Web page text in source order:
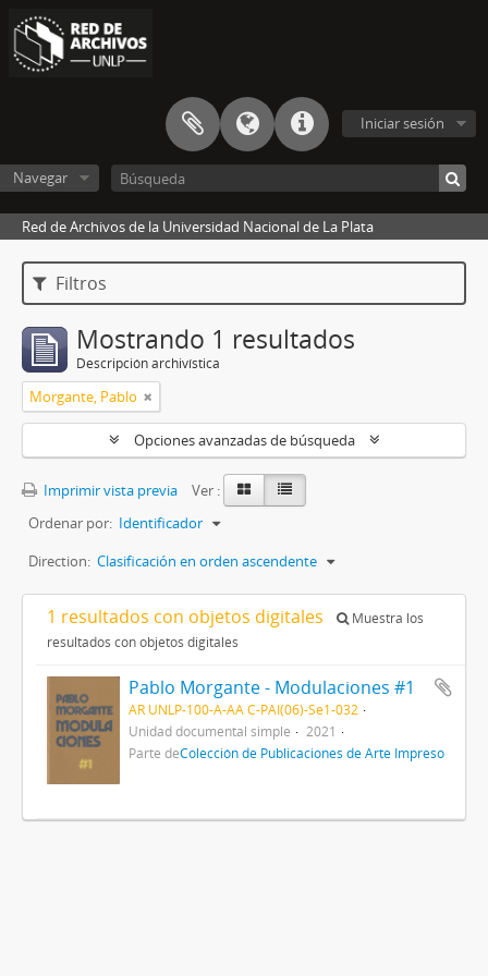
Iniciar sesión
Navegar
Red de Archivos de la Universidad Nacional de La Plata
Filtros
Mostrando 1 resultados
Descripción archivística
Morgante, Pablo
Opciones avanzadas de búsqueda
Imprimir vista previa
Ver :
Ordenar por: Identificador
Direction: Clasificación en orden ascendente
1 resultados con objetos digitales
Muestra los
resultados con objetos digitales
Pablo Morgante - Modulaciones #1
AR UNLP-100-A-AA C-PAI(06)-Se1-032
Unidad documental simple
2021
Parte deColección de Publicaciones de Arte Impreso